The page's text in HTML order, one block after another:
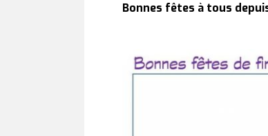
Bonnes fêtes à tous